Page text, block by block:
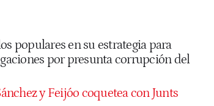
populares en su estrategia para
por presunta corrupción del
y Feijóo coquetea con Junts